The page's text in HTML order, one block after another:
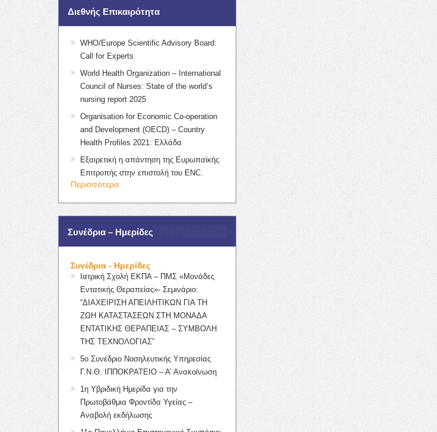
Διεθνής Επικαιρότητα
WHO/Europe Scientific Advisory Board:
Call for Experts
World Health Organization – International
Council of Nurses: State of the world’s
nursing report 2025
Organisation for Economic Co-operation
and Development (OECD) – Country
Health Profiles 2021: Ελλάδα
Εξαιρετική η απάντηση της Ευρωπαϊκής
Επιτροπής στην επιστολή του ENC.
Περισσότερα
Συνέδρια – Ημερίδες
Συνέδρια - Ημερίδες
Ιατρική Σχολή ΕΚΠΑ – ΠΜΣ «Μονάδες
Εντατικής Θεραπείας»- Σεμινάριο:
“ΔΙΑΧΕΙΡΙΣΗ ΑΠΕΙΛΗΤΙΚΩΝ ΓΙΑ ΤΗ
ΖΩΗ ΚΑΤΑΣΤΑΣΕΩΝ ΣΤΗ ΜΟΝΑΔΑ
ΕΝΤΑΤΙΚΗΣ ΘΕΡΑΠΕΙΑΣ – ΣΥΜΒΟΛΗ
ΤΗΣ ΤΕΧΝΟΛΟΓΙΑΣ”
5ο Συνέδριο Νοσηλευτικής Υπηρεσίας
Γ.Ν.Θ. ΙΠΠΟΚΡΑΤΕΙΟ – Α’ Ανακοίνωση
1η Υβριδική Ημερίδα για την
Πρωτοβάθμια Φροντίδα Υγείας –
Αναβολή εκδήλωσης